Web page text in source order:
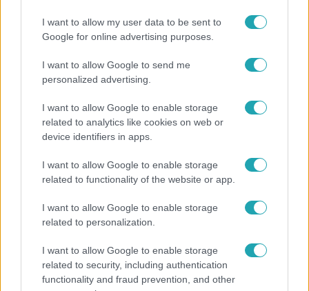
I want to allow my user data to be sent to
Google for online advertising purposes.
I want to allow Google to send me
personalized advertising.
I want to allow Google to enable storage
related to analytics like cookies on web or
device identifiers in apps.
I want to allow Google to enable storage
related to functionality of the website or app.
I want to allow Google to enable storage
related to personalization.
I want to allow Google to enable storage
related to security, including authentication
functionality and fraud prevention, and other
Népszerű